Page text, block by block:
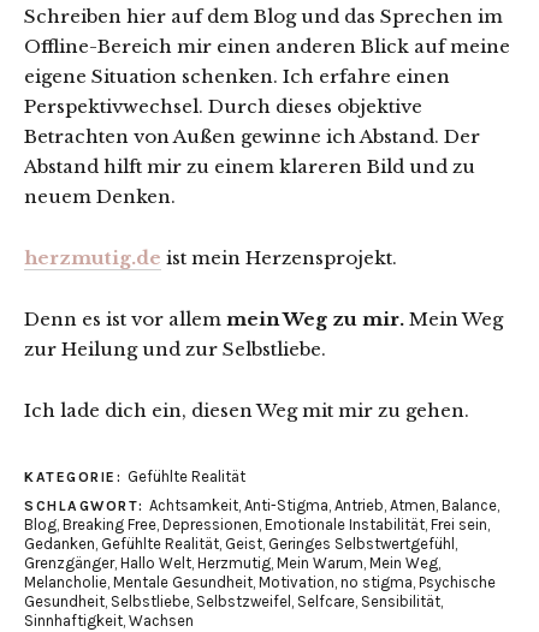
Schreiben hier auf dem Blog und das Sprechen im
Offline-Bereich mir einen anderen Blick auf meine
eigene Situation schenken. Ich erfahre einen
Perspektivwechsel. Durch dieses objektive
Betrachten von Außen gewinne ich Abstand. Der
Abstand hilft mir zu einem klareren Bild und zu
neuem Denken.
herzmutig.de ist mein Herzensprojekt.
Denn es ist vor allem mein Weg zu mir. Mein Weg
zur Heilung und zur Selbstliebe.
Ich lade dich ein, diesen Weg mit mir zu gehen.
KATEGORIE: Gefühlte Realität
SCHLAGWORT: Achtsamkeit, Anti-Stigma, Antrieb, Atmen, Balance,
Blog, Breaking Free, Depressionen, Emotionale Instabilität, Frei sein,
Gedanken, Gefühlte Realität, Geist, Geringes Selbstwertgefühl ,
Grenzgänger, Hallo Welt, Herzmutig, Mein Warum, Mein Weg,
Melancholie, Mentale Gesundheit, Motivation, no stigma, Psychische
Gesundheit, Selbstliebe, Selbstzweifel , Selfcare, Sensibilität,
Sinnhaftigkeit, Wachsen